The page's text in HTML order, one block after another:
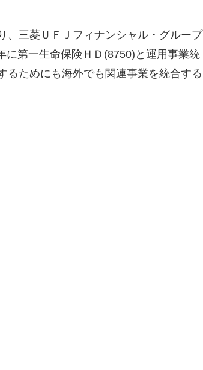
、三菱ＵＦＪフィナンシャル・グループ
に第一生命保険ＨＤ(8750)と運用事業統
るためにも海外でも関連事業を統合する